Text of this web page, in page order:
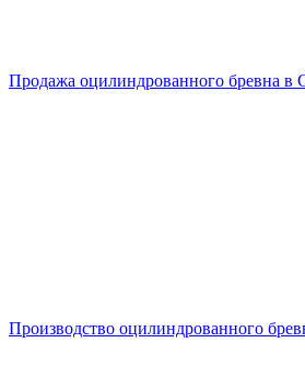
Продажа оцилиндрованного бревна в
Производство оцилиндрованного